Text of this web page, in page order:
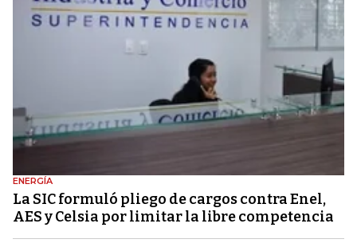
ENERGÍA
La SIC formuló pliego de cargos contra Enel,
AES y Celsia por limitar la libre competencia